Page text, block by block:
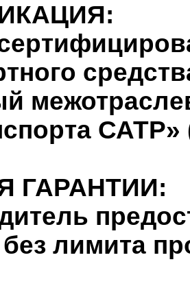
ГАРАНТИИ:
лимита